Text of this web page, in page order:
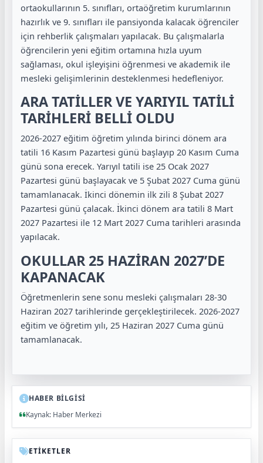
ortaokullarının 5. sınıfları, ortaöğretim kurumlarının
hazırlık ve 9. sınıfları ile pansiyonda kalacak öğrenciler
için rehberlik çalışmaları yapılacak. Bu çalışmalarla
öğrencilerin yeni eğitim ortamına hızla uyum
sağlaması, okul işleyişini öğrenmesi ve akademik ile
mesleki gelişimlerinin desteklenmesi hedefleniyor.
ARA TATİLLER VE YARIYIL TATİLİ
TARİHLERİ BELLİ OLDU
2026-2027 eğitim öğretim yılında birinci dönem ara
tatili 16 Kasım Pazartesi günü başlayıp 20 Kasım Cuma
günü sona erecek. Yarıyıl tatili ise 25 Ocak 2027
Pazartesi günü başlayacak ve 5 Şubat 2027 Cuma günü
tamamlanacak. İkinci dönemin ilk zili 8 Şubat 2027
Pazartesi günü çalacak. İkinci dönem ara tatili 8 Mart
2027 Pazartesi ile 12 Mart 2027 Cuma tarihleri arasında
yapılacak.
OKULLAR 25 HAZİRAN 2027’DE
KAPANACAK
Öğretmenlerin sene sonu mesleki çalışmaları 28-30
Haziran 2027 tarihlerinde gerçekleştirilecek. 2026-2027
eğitim ve öğretim yılı, 25 Haziran 2027 Cuma günü
tamamlanacak.
HABER BİLGİSİ
Kaynak: Haber Merkezi
ETİKETLER